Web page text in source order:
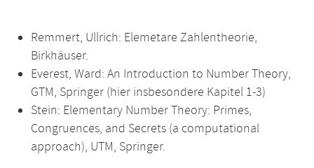
Remmert, Ullrich: Elemetare Zahlentheorie,
Birkhäuser.
Everest, Ward: An Introduction to Number Theory,
GTM, Springer (hier insbesondere Kapitel 1-3)
Stein: Elementary Number Theory: Primes,
Congruences, and Secrets (a computational
approach), UTM, Springer.